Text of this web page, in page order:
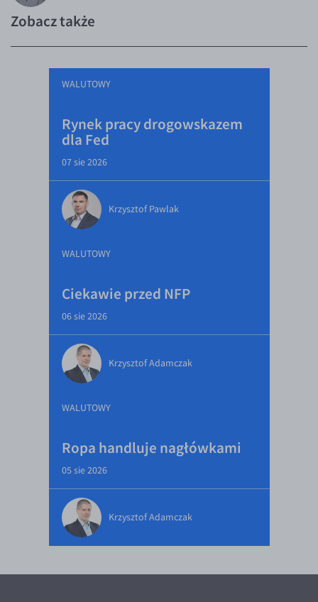
GBP/CHF
Zobacz także
WALUTOWY
Rynek pracy drogowskazem
dla Fed
07 sie 2026
Krzysztof Pawlak
WALUTOWY
Ciekawie przed NFP
06 sie 2026
Krzysztof Adamczak
WALUTOWY
Ropa handluje nagłówkami
05 sie 2026
Krzysztof Adamczak